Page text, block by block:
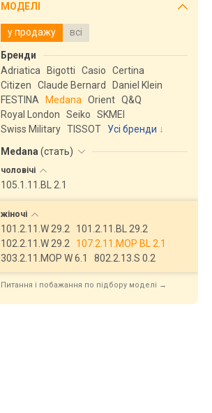
МОДЕЛІ
у продажу всі
Бренди
Adriatica
Bigotti Casio
Certina
Citizen
Claude Bernard
Daniel Klein
FESTINA
Medana Orient Q&Q
Royal London
Seiko
SKMEI
Swiss Military TISSOT
Усі бренди
Medana (стать)
чоловічі
105.1.11.BL 2.1
жіночі
101.2.11.W 29.2
101.2.11.BL 29.2
102.2.11.W 29.2
107.2.11.MOP BL 2.1
303.2.11.MOP W 6.1
802.2.13.S 0.2
Питання і побажання по підбору моделі →